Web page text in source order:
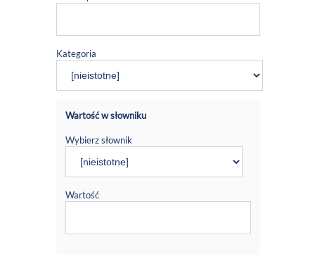
Kategoria
Wartość w słowniku
Wybierz słownik
Wartość